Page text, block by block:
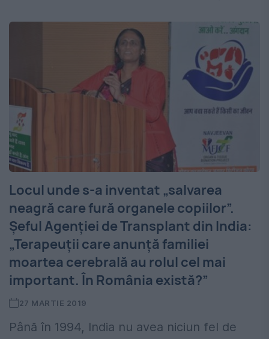
Locul unde s-a inventat „salvarea
neagră care fură organele copiilor”.
Șeful Agenției de Transplant din India:
„Terapeuții care anunță familiei
moartea cerebrală au rolul cel mai
important. În România există?”
27 MARTIE 2019
Până în 1994, India nu avea niciun fel de